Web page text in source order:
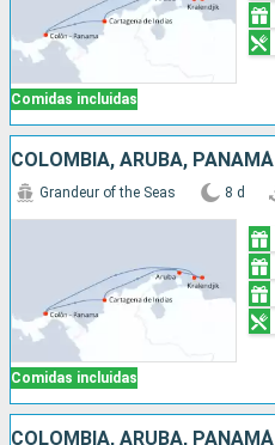
Comidas incluidas
COLOMBIA, ARUBA, PANAMÁ
Comidas incluidas
Grandeur of the Seas 8 d
COLOMBIA, ARUBA, PANAMÁ